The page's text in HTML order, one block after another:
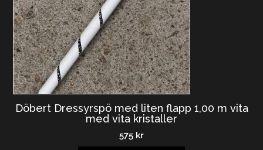
Döbert Dressyrspö med liten flapp 1,00 m vita
med vita kristaller
575 kr